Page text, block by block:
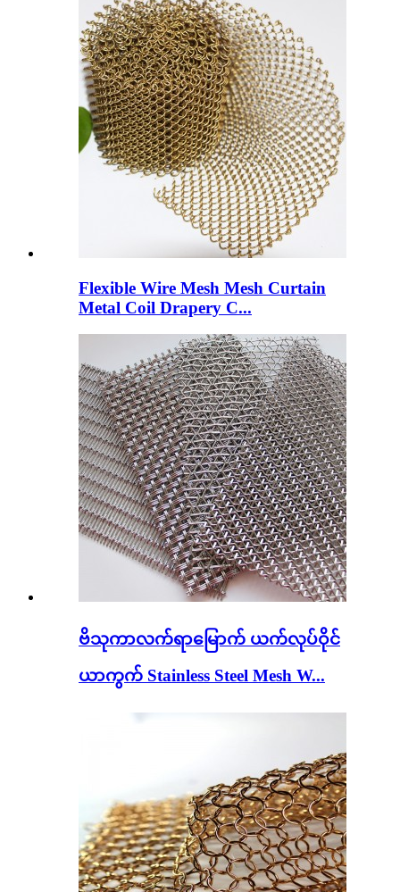
Flexible Wire Mesh Mesh Curtain
Metal Coil Drapery C...
ဗိသုကာလက်ရာမြောက် ယက်လုပ်ဝိုင်
ယာကွက် Stainless Steel Mesh W...